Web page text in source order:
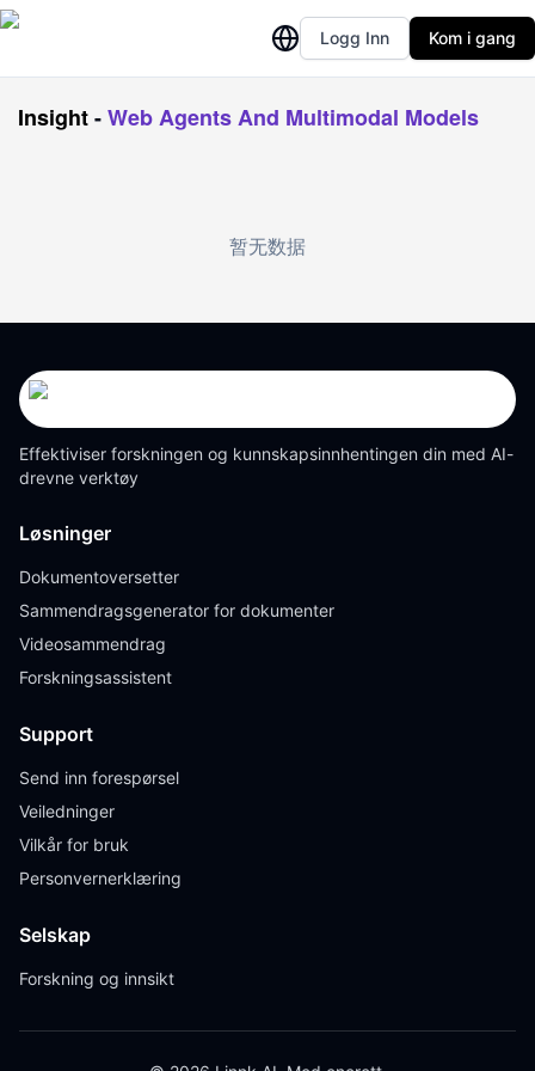
Logg Inn Kom i gang
Insight-Web Agents And Multimodal Models
暂无数据
Effektiviser forskningen og kunnskapsinnhentingen din med AI-
drevne verktøy
Løsninger
Dokumentoversetter
Sammendragsgenerator for dokumenter
Videosammendrag
Forskningsassistent
Support
Send inn forespørsel
Veiledninger
Vilkår for bruk
Personvernerklæring
Selskap
Forskning og innsikt